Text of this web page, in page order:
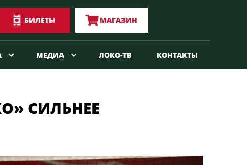
БИЛЕТЫ МАГАЗИН
МЕДИА ЛОКО-ТВ КОНТАКТЫ
СИЛЬНЕЕ